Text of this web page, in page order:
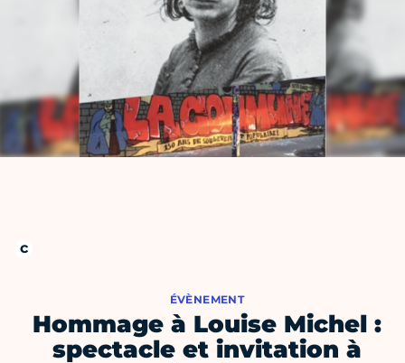
ÉVÈNEMENT
Hommage à Louise Michel :
spectacle et invitation à